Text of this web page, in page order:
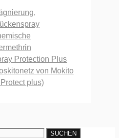
,
Protection Plus
von Mokito
plus)